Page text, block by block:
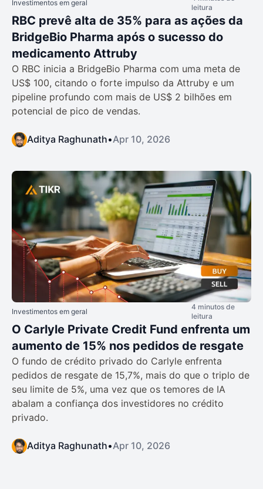
Investimentos em geral
leitura
RBC prevê alta de 35% para as ações da
BridgeBio Pharma após o sucesso do
medicamento Attruby
O RBC inicia a BridgeBio Pharma com uma meta de
US$ 100, citando o forte impulso da Attruby e um
pipeline profundo com mais de US$ 2 bilhões em
potencial de pico de vendas.
Aditya Raghunath•Apr 10, 2026
Investimentos em geral
4 minutos de
leitura
O Carlyle Private Credit Fund enfrenta um
aumento de 15% nos pedidos de resgate
O fundo de crédito privado do Carlyle enfrenta
pedidos de resgate de 15,7%, mais do que o triplo de
seu limite de 5%, uma vez que os temores de IA
abalam a confiança dos investidores no crédito
privado.
Aditya Raghunath•Apr 10, 2026